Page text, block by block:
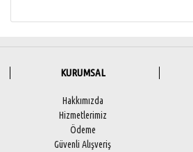
KURUMSAL
Hakkımızda
Hizmetlerimiz
Ödeme
Güvenli Alışveriş